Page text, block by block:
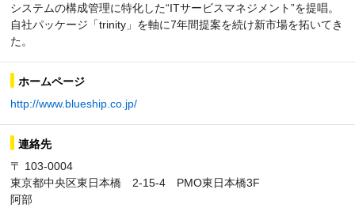
システムの構成管理に特化した“ITサービスマネジメント”を提唱。
自社パッケージ「trinity」を軸に7年間提案を続け新市場を拓いてき
た。
ホームページ
http://www.blueship.co.jp/
連絡先
〒 103-0004
東京都中央区東日本橋 2-15-4 PMO東日本橋3F
阿部